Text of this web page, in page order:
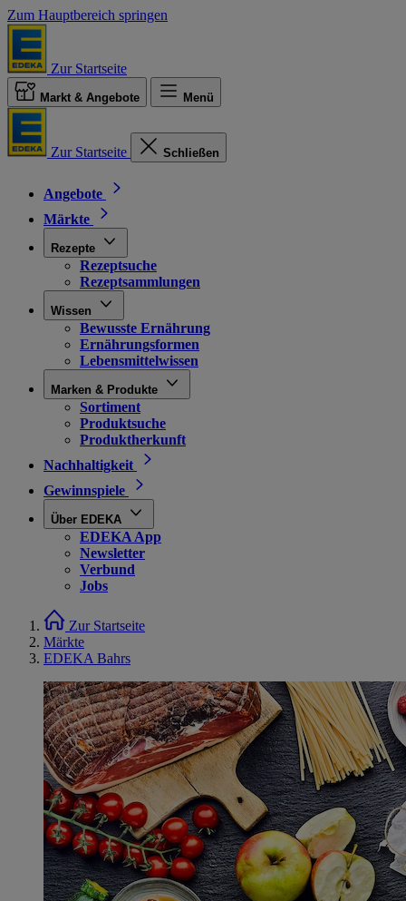
Zum Hauptbereich springen
Zur Startseite
Markt & Angebote Menü
Zur Startseite Schließen
Angebote
Märkte
Rezepte
Rezeptsuche
Rezeptsammlungen
Wissen
Bewusste Ernährung
Ernährungsformen
Lebensmittelwissen
Marken & Produkte
Sortiment
Produktsuche
Produktherkunft
Nachhaltigkeit
Gewinnspiele
Über EDEKA
EDEKA App
Newsletter
Verbund
Jobs
Zur Startseite
Märkte
EDEKA Bahrs